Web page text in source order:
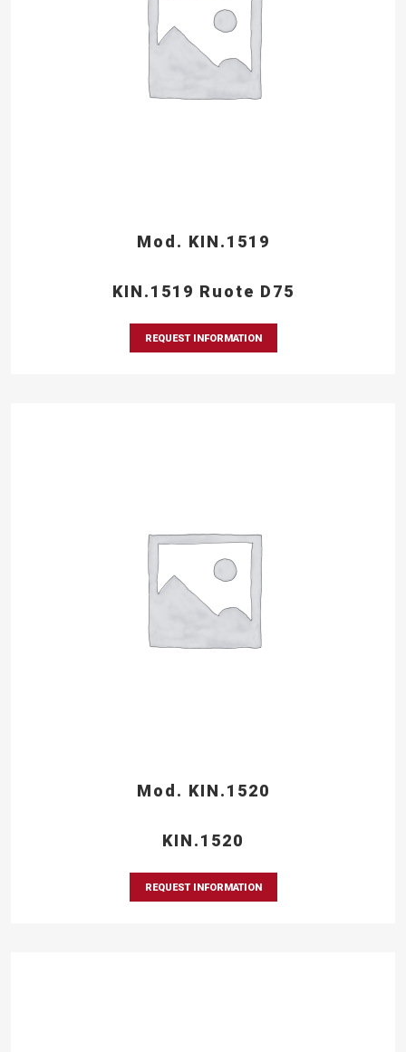
Mod. KIN.1519
KIN.1519 Ruote D75
REQUEST INFORMATION
Mod. KIN.1520
KIN.1520
REQUEST INFORMATION